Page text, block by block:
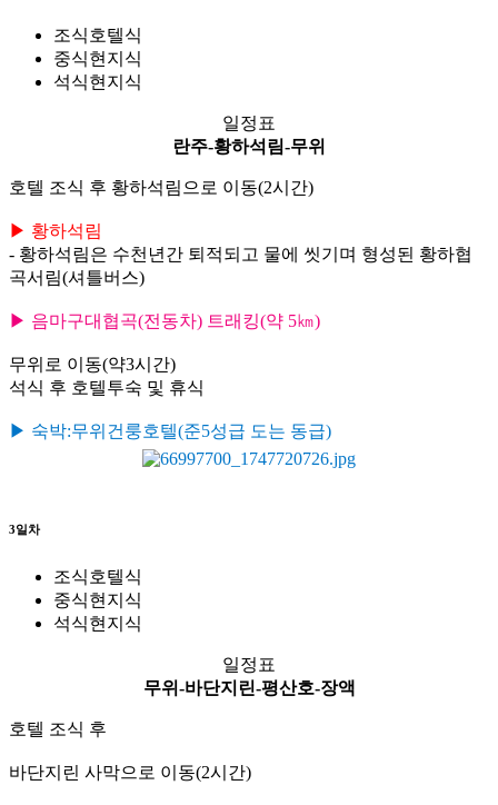
조식호텔식
중식현지식
석식현지식
일정표
란주-황하석림-무위
호텔 조식 후 황하석림으로 이동(2시간)
▶ 황하석림
- 황하석림은 수천년간 퇴적되고 물에 씻기며 형성된 황하협
곡서림(셔틀버스)
▶ 음마구대협곡(전동차) 트래킹(약 5㎞)
무위로 이동(약3시간)
석식 후 호텔투숙 및 휴식
▶ 숙박:무위건룽호텔(준5성급 도는 동급)
3일차
조식호텔식
중식현지식
석식현지식
일정표
무위-바단지린-평산호-장액
호텔 조식 후
바단지린 사막으로 이동(2시간)